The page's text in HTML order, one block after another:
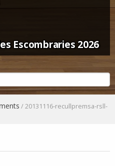
Escombraries 2026
/20131116-recullpremsa-rsll-